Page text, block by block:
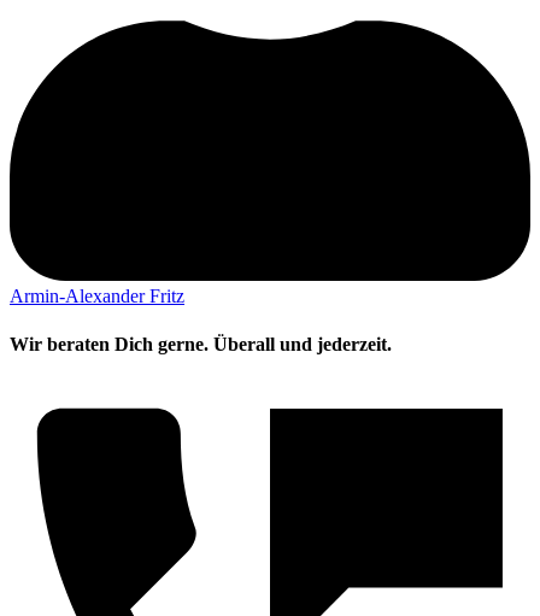
Armin-Alexander Fritz
Wir beraten Dich gerne. Überall und jederzeit.